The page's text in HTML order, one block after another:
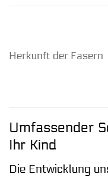
Herkunft der Fasern
Umfassender
Ihr Kind
Die Entwicklung